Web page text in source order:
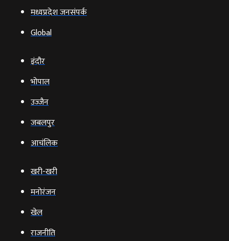
मध्यप्रदेश जनसंपर्क
Global
इंदौर
भोपाल
उज्‍जैन
जबलपुर
आचंलिक
खरी-खरी
मनोरंजन
खेल
राजनीति